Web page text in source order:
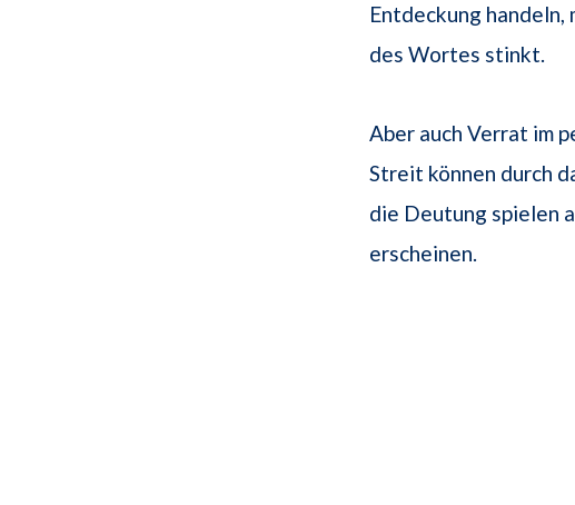
Entdeckung handeln,
des Wortes stinkt.
Aber auch Verrat im
Streit können durch
die Deutung spielen
erscheinen.